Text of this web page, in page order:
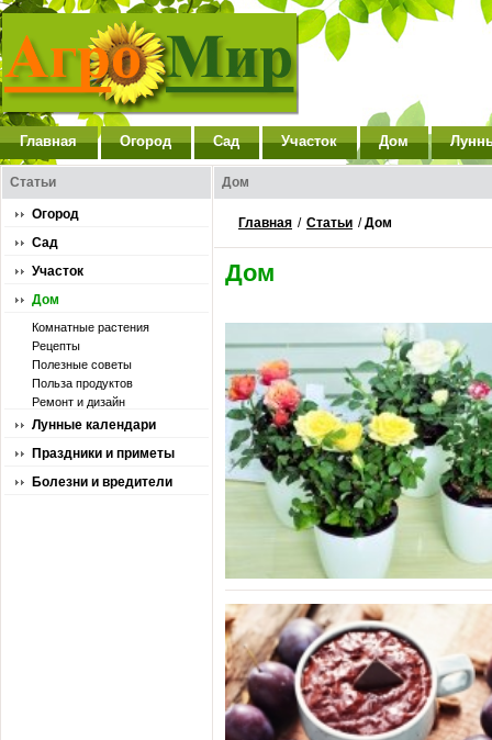
Главная Огород Сад Участок Дом
Статьи
Огород
Сад
Участок
Дом
Комнатные растения
Рецепты
Полезные советы
Польза продуктов
Ремонт и дизайн
Лунные календари
Праздники и приметы
Болезни и вредители
Дом
Главная / Статьи /Дом
Дом